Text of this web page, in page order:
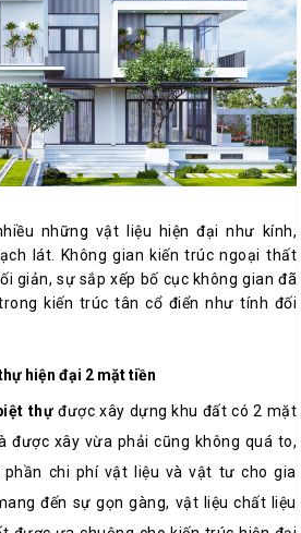
những vật liệu hiện đại như kính,
lát. Không gian kiến trúc ngoại thất
giản, sự sắp xếp bố cục không gian đã
kiến trúc tân cổ điển như tính đối
hiện đại 2 mặt tiền
thựđược xây dựng khu đất có 2 mặt
được xây vừa phải cũng không quá to,
chi phí vật liệu và vật tư cho gia
đến sự gọn gàng, vật liệu chất liệu